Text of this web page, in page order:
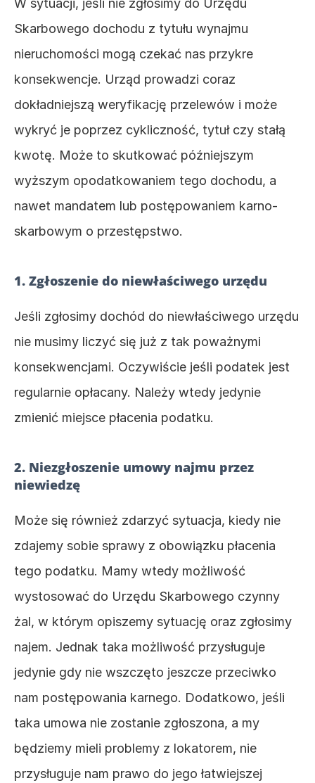
W sytuacji, jeśli nie zgłosimy do Urzędu
Skarbowego dochodu z tytułu wynajmu
nieruchomości mogą czekać nas przykre
konsekwencje. Urząd prowadzi coraz
dokładniejszą weryfikację przelewów i może
wykryć je poprzez cykliczność, tytuł czy stałą
kwotę. Może to skutkować późniejszym
wyższym opodatkowaniem tego dochodu, a
nawet mandatem lub postępowaniem karno-
skarbowym o przestępstwo.
1. Zgłoszenie do niewłaściwego urzędu
Jeśli zgłosimy dochód do niewłaściwego urzędu
nie musimy liczyć się już z tak poważnymi
konsekwencjami. Oczywiście jeśli podatek jest
regularnie opłacany. Należy wtedy jedynie
zmienić miejsce płacenia podatku.
2. Niezgłoszenie umowy najmu przez
niewiedzę
Może się również zdarzyć sytuacja, kiedy nie
zdajemy sobie sprawy z obowiązku płacenia
tego podatku. Mamy wtedy możliwość
wystosować do Urzędu Skarbowego czynny
żal, w którym opiszemy sytuację oraz zgłosimy
najem. Jednak taka możliwość przysługuje
jedynie gdy nie wszczęto jeszcze przeciwko
nam postępowania karnego. Dodatkowo, jeśli
taka umowa nie zostanie zgłoszona, a my
będziemy mieli problemy z lokatorem, nie
przysługuje nam prawo do jego łatwiejszej